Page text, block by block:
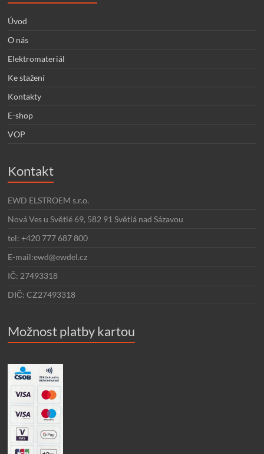
Úvod
O nás
Elektromateriál
Ke stažení
Kontakty
E-shop
VOP
Kontakt
EWD ELSTROEM s.r.o.
Nová Ves u Světlé 69, 582 91 Světlá nad Sázavou
tel: +420 777 687 800
E-mail:ewd@ewdel.cz
IČ: 27493318
DIČ: CZ27493318
Možnost platby kartou